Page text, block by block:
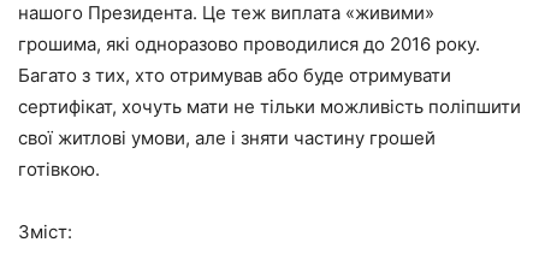
нашого Президента. Це теж виплата «живими»
грошима, які одноразово проводилися до 2016 року.
Багато з тих, хто отримував або буде отримувати
сертифікат, хочуть мати не тільки можливість поліпшити
свої житлові умови, але і зняти частину грошей
готівкою.
Зміст: